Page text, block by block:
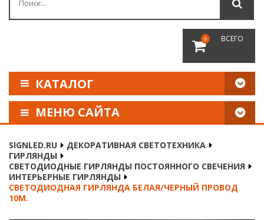
0 ВСЕГО
КАТАЛОГ
МЕНЮ САЙТА
ОПЛАТА И ДОСТАВКА
НАШИ РЕКВИЗИТЫ
SIGNLED.RU
ДЕКОРАТИВНАЯ СВЕТОТЕХНИКА
ГИРЛЯНДЫ
СВЕТОДИОДНЫЕ ГИРЛЯНДЫ ПОСТОЯННОГО СВЕЧЕНИЯ
ИНТЕРЬЕРНЫЕ ГИРЛЯНДЫ
СВЕТОДИОДНАЯ ГИРЛЯНДА БЕЛАЯ/ЧЕРНЫЙ ПРОВОД
10М.